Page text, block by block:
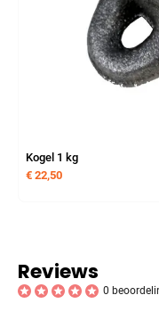
Kogel 1 kg
€ 22,50
Reviews
0